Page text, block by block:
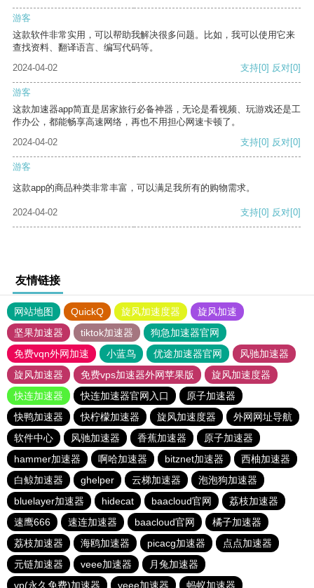
游客
这款软件非常实用，可以帮助我解决很多问题。比如，我可以使用它来
查找资料、翻译语言、编写代码等。
2024-04-02
支持[0] 反对[0]
游客
这款加速器app简直是居家旅行必备神器，无论是看视频、玩游戏还是工
作办公，都能畅享高速网络，再也不用担心网速卡顿了。
2024-04-02
支持[0] 反对[0]
游客
这款app的商品种类非常丰富，可以满足我所有的购物需求。
2024-04-02 支持[0] 反对[0]
友情链接
网站地图 QuickQ 旋风加速度器
旋风加速
坚果加速器
tiktok加速器
狗急加速器官网
免费vqn外网加速
小蓝鸟 优途加速器官网
风驰加速器
旋风加速器
免费vps加速器外网苹果版
旋风加速度器
快连加速器
快连加速器官网入口
原子加速器
快鸭加速器
快柠檬加速器 旋风加速度器
外网网址导航
软件中心
风驰加速器 香蕉加速器
原子加速器
hammer加速器
啊哈加速器 bitznet加速器
西柚加速器
白鲸加速器
ghelper 云梯加速器
泡泡狗加速器
bluelayer加速器
hidecat baacloud官网
荔枝加速器
速鹰666
速连加速器 baacloud官网
橘子加速器
荔枝加速器
海鸥加速器 picacg加速器
点点加速器
元链加速器
veee加速器
月兔加速器
vp(永久免费)加速器
veee加速器 蚂蚁加速器